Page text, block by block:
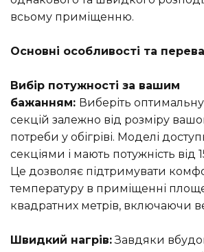
всьому приміщенню.
Основні особливості та
Вибір потужності за вашим
бажанням: Виберіть оптимальну
секцій залежно від розміру
потреби у обігріві. Моделі
секціями і мають потужність від
Це дозволяє підтримувати
температуру в приміщенні
квадратних метрів, включаючи
Швидкий нагрів:Завдяки